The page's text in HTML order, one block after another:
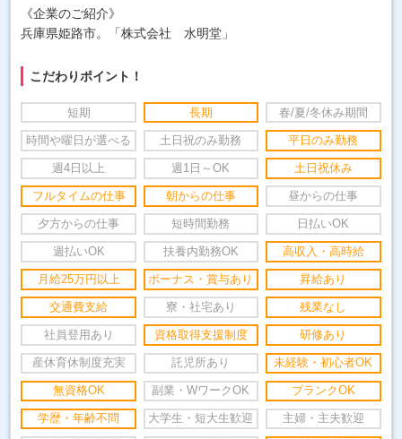
《企業のご紹介》
兵庫県姫路市。「株式会社 水明堂」
こだわりポイント！
短期 長期 春/夏/冬休み期間
時間や曜日が選べる 土日祝のみ勤務 平日のみ勤務
週4日以上 週1日～OK 土日祝休み
フルタイムの仕事 朝からの仕事 昼からの仕事
夕方からの仕事 短時間勤務 日払いOK
週払いOK 扶養内勤務OK 高収入・高時給
月給25万円以上 ボーナス・賞与あり 昇給あり
交通費支給 寮・社宅あり 残業なし
社員登用あり 資格取得支援制度 研修あり
産休育休制度充実 託児所あり 未経験・初心者OK
無資格OK 副業・WワークOK ブランクOK
学歴・年齢不問 大学生・短大生歓迎 主婦・主夫歓迎